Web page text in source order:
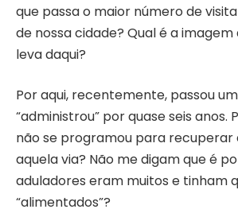
que passa o maior número de
de nossa cidade? Qual é a
leva daqui?
Por aqui, recentemente, passou
“administrou” por quase seis anos.
não se programou para recuperar
aquela via? Não me digam que é
aduladores eram muitos e tinham
“alimentados”?